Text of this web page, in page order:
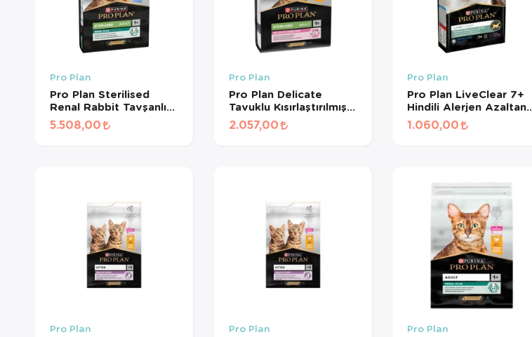
Pro Plan
Pro Plan Sterilised
Renal Rabbit Tavşanlı
Kısırlaştırılmış Kedi
Maması 10 Kg
5.508,00
Pro Plan
Pro Plan Delicate
Tavuklu Kısırlaştırılmış
Kedi Maması 3 Kg
2.057,00
Pro Plan
Pro Plan LiveClear 7+
Hindili Alerjen Azaltan
Kısırlaştırılmış Yaşlı
Kedi Maması 1,4 Kg
1.060,00
Pro Plan Pro Plan Pro Plan